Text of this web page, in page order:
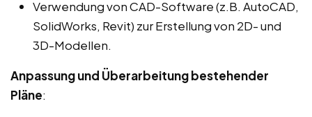
Verwendung von CAD-Software (z.B. AutoCAD,
SolidWorks, Revit) zur Erstellung von 2D- und
3D-Modellen.
Anpassung und Überarbeitung bestehender
Pläne: